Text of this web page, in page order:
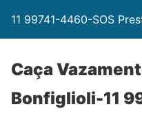
11 99741-4460-SOS
Caça
Bonfiglioli-11